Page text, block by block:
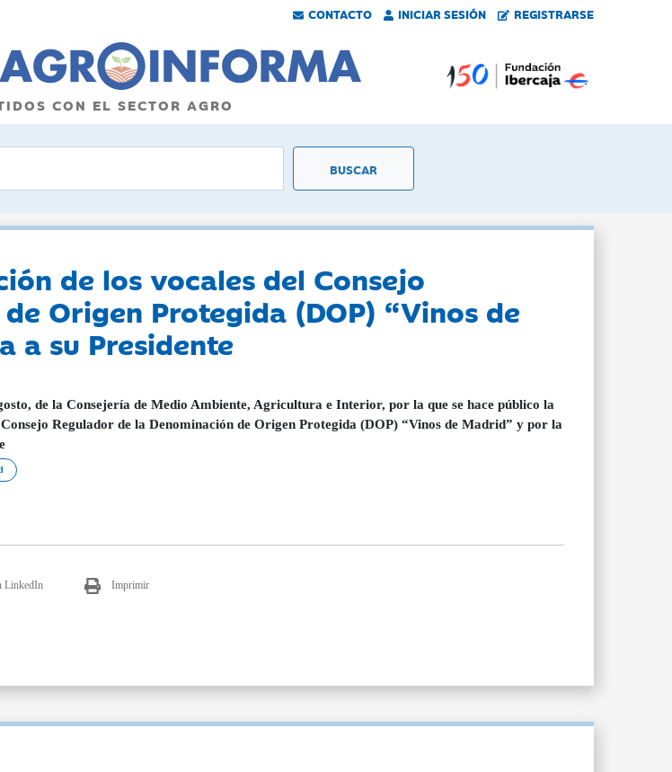
CONTACTO INICIAR SESIÓN REGISTRARSE
CON EL SECTOR AGRO
de los vocales del Consejo
Origen Protegida (DOP) “Vinos de
a su Presidente
de la Consejería de Medio Ambiente, Agricultura e Interior, por la que se hace público la
Regulador de la Denominación de Origen Protegida (DOP) “Vinos de Madrid” y por la
LinkedIn Imprimir